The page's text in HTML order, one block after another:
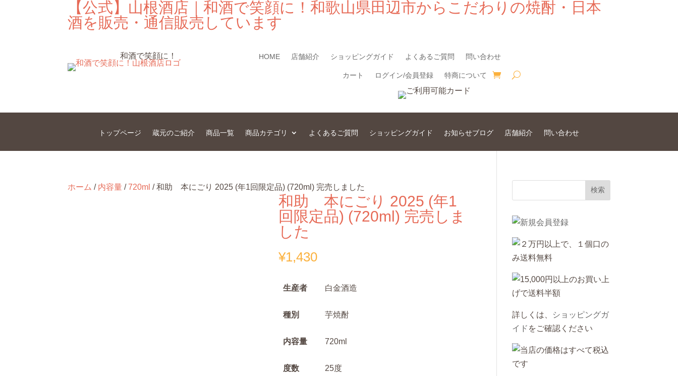
【公式】山根酒店｜和酒で笑顔に！和歌山県田辺市からこだわりの焼酎・日本
酒を販売・通信販売しています
和酒で笑顔に！ HOME 店舗紹介 ショッピングガイド よくあるご質問 問い合わせ
カート ログイン/会員登録 特商について
トップページ 蔵元のご紹介 商品一覧 商品カテゴリ よくあるご質問 ショッピングガイド お知らせブログ 店舗紹介 問い合わせ
ホーム / 内容量 /720ml / 和助 本にごり 2025 (年1回限定品) (720ml) 完売しました
和助 本にごり 2025 (年1
回限定品) (720ml) 完売しま
した
¥1,430
生産者 白金酒造
種別 芋焼酎
内容量 720ml
度数 25度
詳しくは、
ショッピングガ
イド をご確認ください